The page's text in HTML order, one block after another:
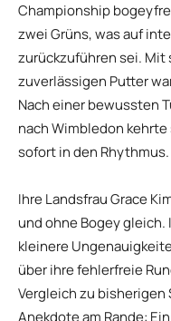
Championship
zwei Grüns, was auf
zurückzuführen sei. Mit
zuverlässigen Putter
Nach einer bewussten
nach Wimbledon
sofort in den Rhythmus.
Ihre Landsfrau Grace
und ohne Bogey gleich.
kleinere
über ihre fehlerfreie
Vergleich zu bisherigen
Anekdote am Rande: